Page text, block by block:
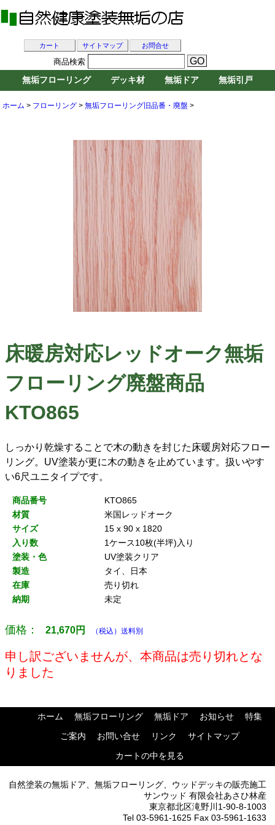
ホーム > フローリング > 無垢フローリング旧品番・廃盤 >
床暖房対応レッドオーク無垢
フローリング廃盤商品
KTO865
しっかり乾燥することで木の動きを封じた床暖房対応フロー
リング。UV塗装が更に木の動きを止めています。扱いやす
い6尺ユニタイプです。
商品番号
KTO865
材質
米国レッドオーク
サイズ
15 x 90 x 1820
入り数
1ケース10枚(半坪)入り
塗装・色
UV塗装クリア
製造
タイ、日本
在庫
売り切れ
納期
未定
価格： 21,670円 （税込）送料別
申し訳ございませんが、本商品は売り切れとな
りました
カート サイトマップ お問合せ
商品検索
無垢フローリング デッキ材 無垢ドア 無垢引戸
ホーム 無垢フローリング 無垢ドア お知らせ
特集
ご案内
お問い合せ リンク
サイトマップ
カートの中を見る
自然塗装の無垢ドア、無垢フローリング、ウッドデッキの販売施工
サンウッド 有限会社あさひ林産
東京都北区滝野川1-90-8-1003
Tel 03-5961-1625 Fax 03-5961-1633